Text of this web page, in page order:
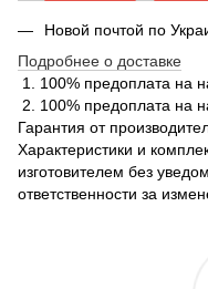
Новой почтой по
Подробнее о доставке
1. 100% предоплата на
2. 100% предоплата на
Гарантия от
Характеристики и
изготовителем без
ответственности за